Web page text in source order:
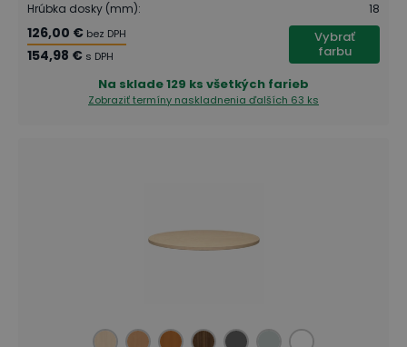
Hrúbka dosky (mm): 18
126,00 € bez DPH
154,98 € s DPH
Vybrať
farbu
Na sklade129 ks všetkých farieb
Zobraziť termíny naskladnenia ďalších 63 ks